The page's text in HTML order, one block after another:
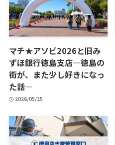
マチ★アソビ2026と旧み
ずほ銀行徳島支店―徳島の
街が、また少し好きになっ
た話―
2026/05/25